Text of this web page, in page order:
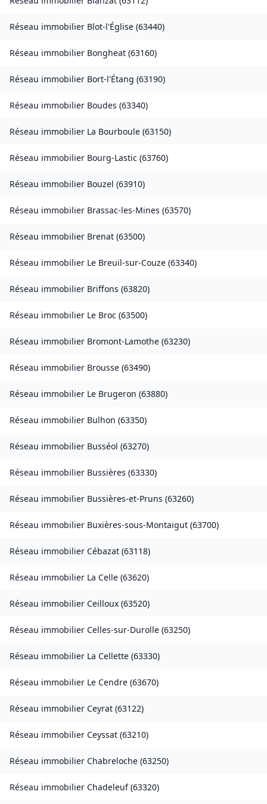
Réseau immobilier Blot-l'Église (63440)
Réseau immobilier Bongheat (63160)
Réseau immobilier Bort-l'Étang (63190)
Réseau immobilier Boudes (63340)
Réseau immobilier La Bourboule (63150)
Réseau immobilier Bourg-Lastic (63760)
Réseau immobilier Bouzel (63910)
Réseau immobilier Brassac-les-Mines (63570)
Réseau immobilier Brenat (63500)
Réseau immobilier Le Breuil-sur-Couze (63340)
Réseau immobilier Briffons (63820)
Réseau immobilier Le Broc (63500)
Réseau immobilier Bromont-Lamothe (63230)
Réseau immobilier Brousse (63490)
Réseau immobilier Le Brugeron (63880)
Réseau immobilier Bulhon (63350)
Réseau immobilier Busséol (63270)
Réseau immobilier Bussières (63330)
Réseau immobilier Bussières-et-Pruns (63260)
Réseau immobilier Buxières-sous-Montaigut (63700)
Réseau immobilier Cébazat (63118)
Réseau immobilier La Celle (63620)
Réseau immobilier Ceilloux (63520)
Réseau immobilier Celles-sur-Durolle (63250)
Réseau immobilier La Cellette (63330)
Réseau immobilier Le Cendre (63670)
Réseau immobilier Ceyrat (63122)
Réseau immobilier Ceyssat (63210)
Réseau immobilier Chabreloche (63250)
Réseau immobilier Chadeleuf(63320)